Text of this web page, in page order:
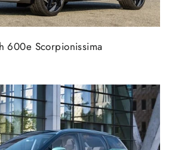
600e Scorpionissima